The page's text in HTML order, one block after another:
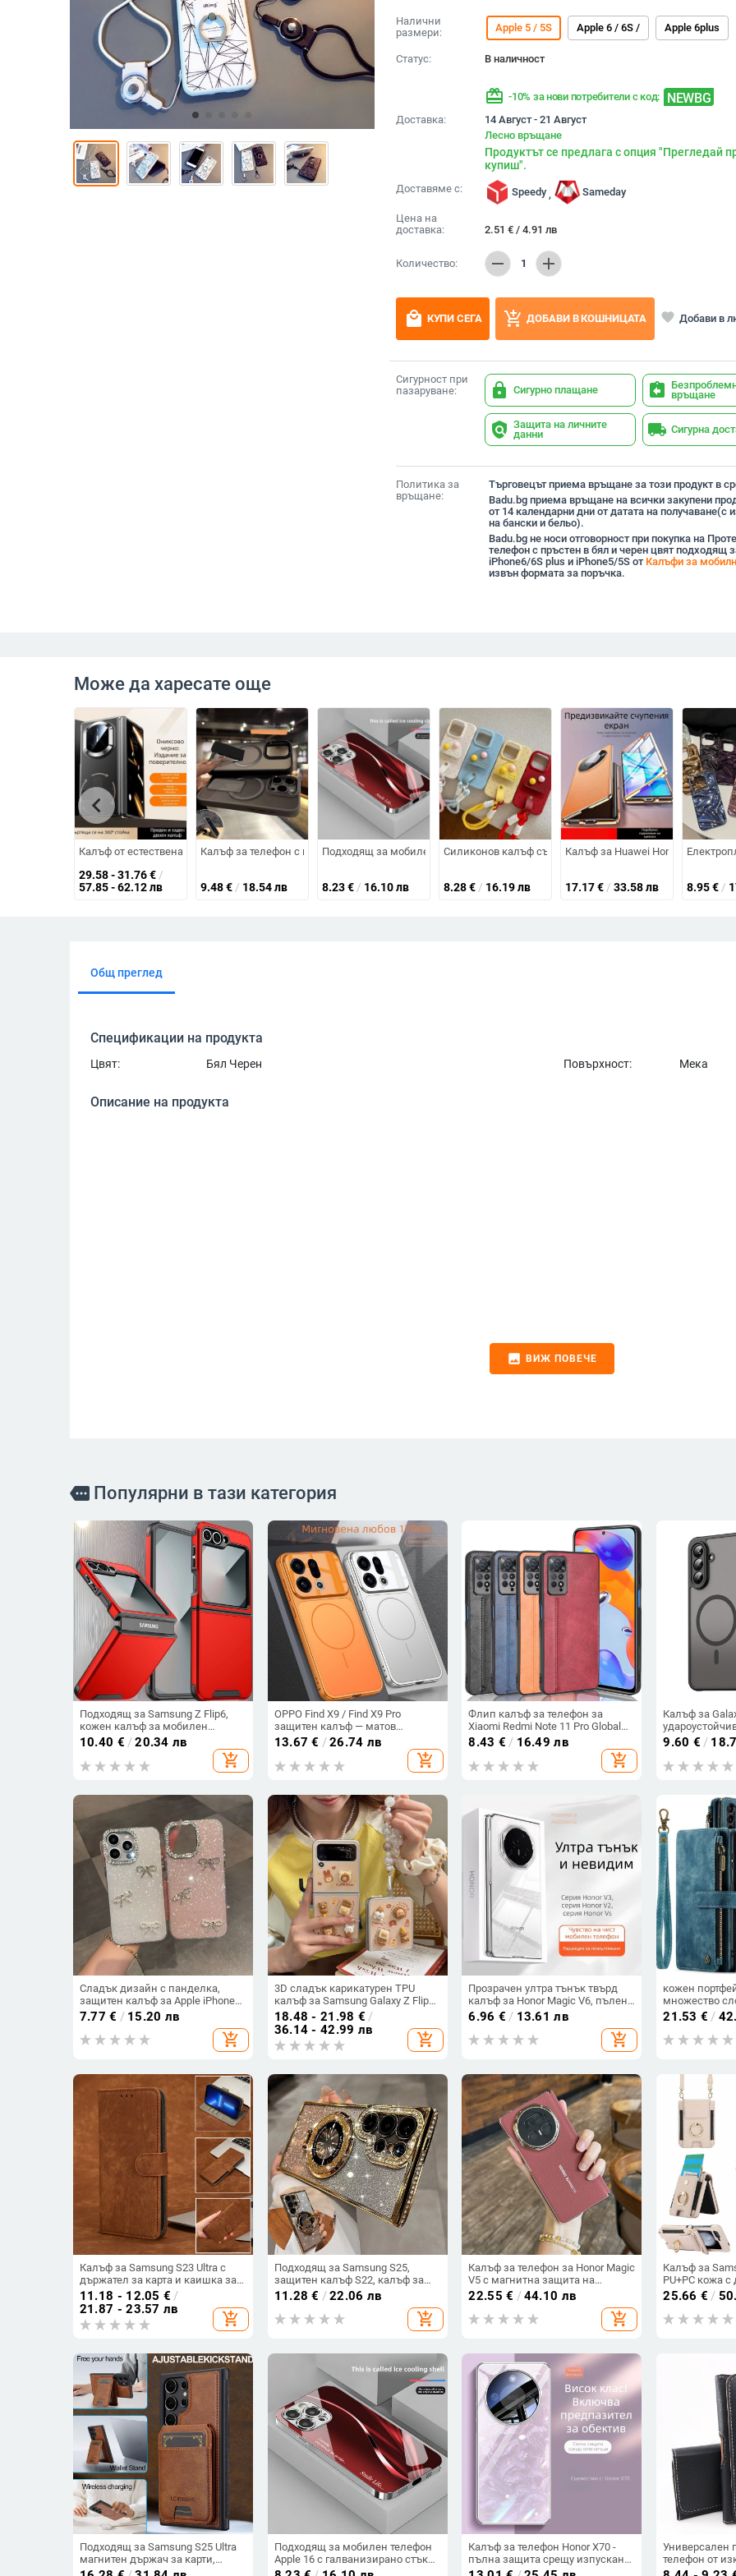
Налични
размери:
Apple 5 / 5S Apple 6 / 6S / Apple 6plus
Статус: В наличност
redeem -10% за нови потребители с код: NEWBG
Доставка:
14 Август - 21 Август
Лесно връщане
Продуктът се предлага с опция "Прегледай
купиш".
Доставяме с: Speedy , Sameday
Цена на
доставка:
2.51 € / 4.91 лв
Количество: remove 1 add
local_mall КУПИ СЕГА add_shopping_cart ДОБАВИ В КОШНИЦАТА favorite Добави в
Сигурност при
пазаруване:
lock Сигурно плащане assignment_return връщане
policy Защита на личните
данни
local_shipping Сигурна
Политика за
връщане:
Търговецът приема връщане за този продукт в
Badu.bg приема връщане на всички закупени
от 14 календарни дни от датата на получаване(с
на бански и бельо).
Badu.bg не носи отговорност при покупка на
телефон с пръстен в бял и черен цвят подходящ
iPhone6/6S plus и iPhone5/5S от Калъфи за
извън формата за поръчка.
Може да харесате още
Калъф от естествена кожа за Huawei Mate X7 с централна панта, пълна защита на корпуса и екрана, вграден протектор за екран
29.58 - 31.76€ /
57.85 - 62.12 лв
Калъф за телефон с магнитно задържане и усещане за кожа, с вградена настолна подставка, за iPhone
9.48€ / 18.54 лв
Подходящ за мобилен телефон Apple 16 с галванизирано стъкло и ослепителна
8.23€ / 16.10 лв
Силиконов калъф със стойка и ръчен ремък за iPhone,
8.28€ / 16.19 лв
Калъф за Huawei Honor X40 с
17.17€ / 33.58 лв 8.95€ /
chevron_left
Общ преглед
Спецификации на продукта
Цвят: Бял Черен Повърхност: Мека
Описание на продукта
image ВИЖ ПОВЕЧЕ
more Популярни в тази категория
Подходящ за Samsung Z Flip6,
кожен калъф за мобилен
телефон Flip5, твърд двустранен
калъф против падане за Flip7,
защитен калъф Armor
10.40 € /20.34 лв
add_shopping_cart
OPPO Find X9 / Find X9 Pro
защитен калъф — матов
пластмасов, минималистичен
стил, против изпускане,
магнитно зареждане,
възможност за персонализация
13.67 € /26.74 лв
add_shopping_cart
Флип калъф за телефон за
Xiaomi Redmi Note 11 Pro Global
4G, имитационна кожа, бизнес
8.43 € / 16.49 лв
add_shopping_cart
Калъф за
PC+TPU с
9.60 € /
Сладък дизайн с панделка,
защитен калъф за Apple iPhone
11–15 Pro Max, пълен обхват
7.77 € / 15.20 лв
add_shopping_cart
3D сладък карикатурен TPU
калъф за Samsung Galaxy Z Flip
6/3/4, защита срещу изпускане,
корейски стил
18.48 - 21.98 € /
36.14 - 42.99 лв
add_shopping_cart
Прозрачен ултра тънък твърд
калъф за Honor Magic V6, пълен
обхват, защита от падане, за
сгъваем дисплей, с огледална
повърхност
6.96 € / 13.61 лв
add_shopping_cart
кожен
множество
цип за iPhone
S24, S25
21.53 € /
Калъф за Samsung S23 Ultra с
държател за карта и каишка за
през врата
11.18 - 12.05 € /
21.87 - 23.57 лв
add_shopping_cart
Подходящ за Samsung S25,
защитен калъф S22, калъф за
мобилен телефон Edge Drill, S24,
прозрачен магнитен държач със
стрази A56, брокат против
11.28 € /22.06 лв
add_shopping_cart
Калъф за телефон за Honor Magic
V5 с магнитна защита на
централната ос, пълна защита
на обектива, кожа,
електроплатиране, защита
22.55 € /44.10 лв
add_shopping_cart
Калъф за
PU+PC кожа с
пръстен за
държач за
презрамка
25.66 € /
Подходящ за Samsung S25 Ultra
магнитен държач за карти,
кожен калъф S24Plus, защитен
Подходящ за мобилен телефон
Apple 16 с галванизирано стъкло
и ослепителна течаща светлина,
Калъф за телефон Honor X70 -
пълна защита срещу изпускане,
закалено стъкло, модел Аурора
Универсален
телефон от